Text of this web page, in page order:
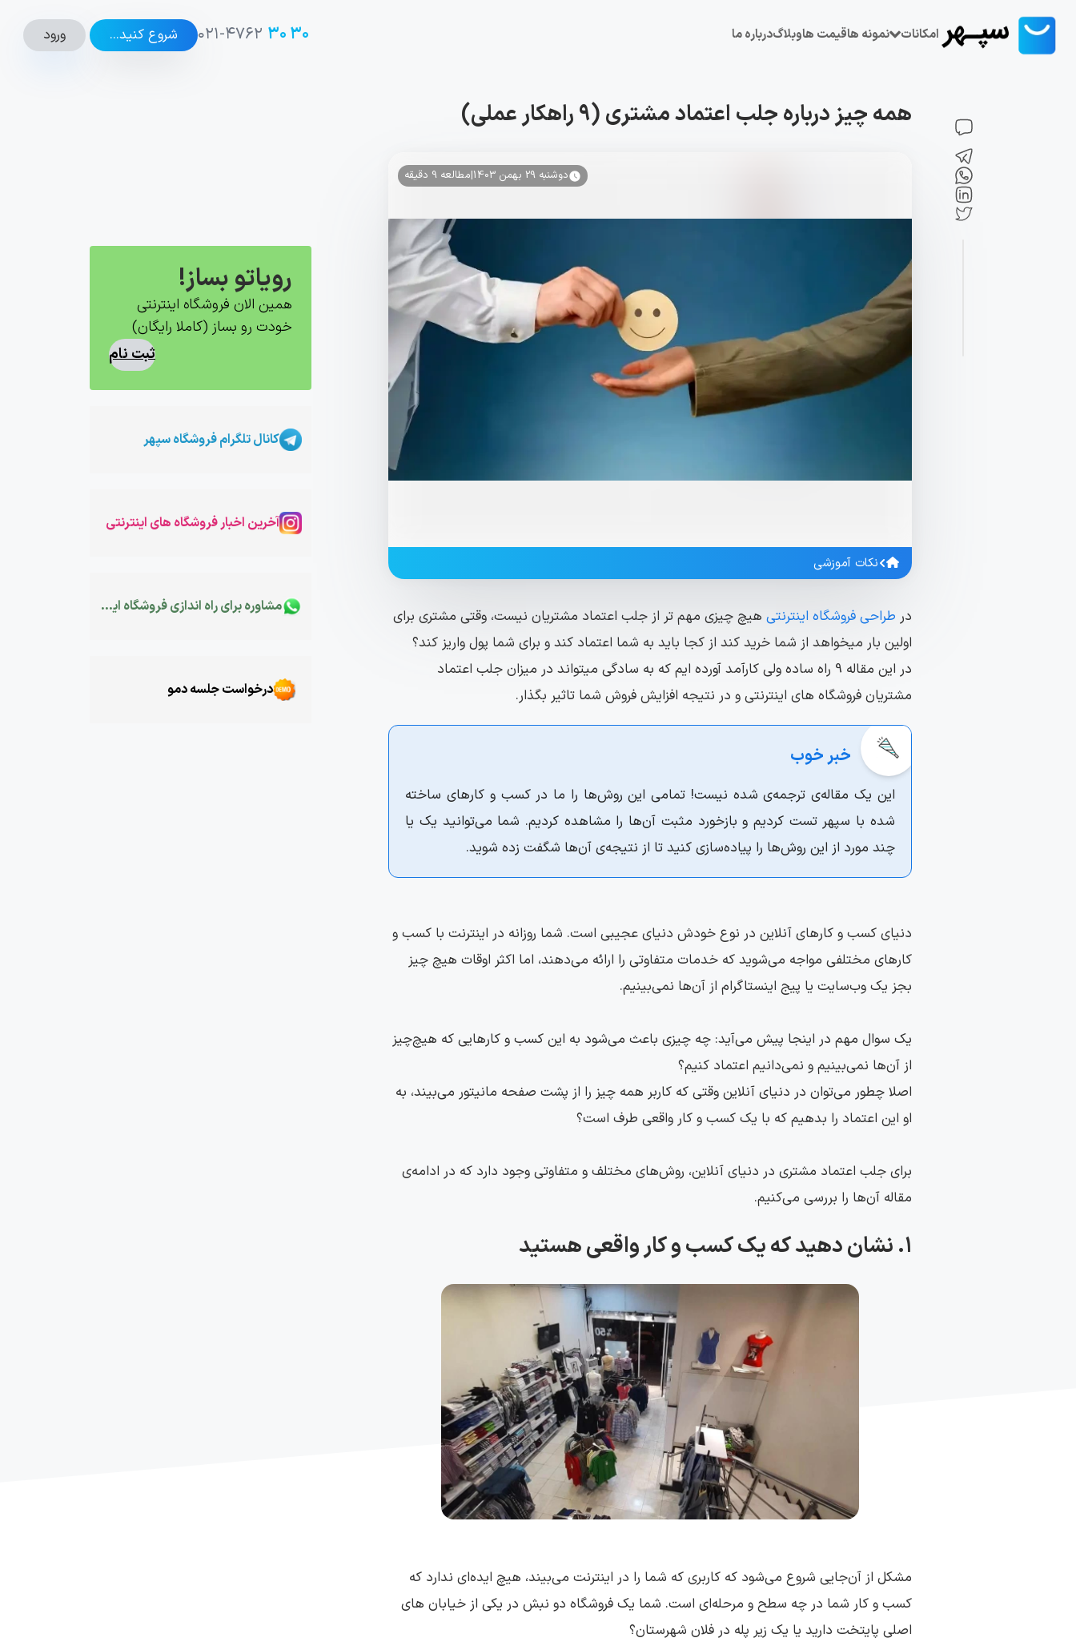
امکانات نمونه هاقیمت هاوبلاگدرباره ما ۳۰ ۳۰ شروع کنید... ورود
همه چیز درباره‌ جلب اعتماد مشتری (۹ راهکار عملی)
دوشنبه 29 بهمن 1403 |مطالعه 9 دقیقه
نکات آموزشی
در طراحی فروشگاه اینترنتی هیچ چیزی مهم تر از جلب اعتماد مشتریان نیست، وقتی مشتری برای
اولین بار میخواهد از شما خرید کند از کجا باید به شما اعتماد کند و برای شما پول واریز کند؟
در این مقاله 9 راه ساده ولی کارآمد آورده ایم که به سادگی میتواند در میزان جلب اعتماد
مشتریان فروشگاه های اینترنتی و در نتیجه افزایش فروش شما تاثیر بگذار.
این یک مقاله‌ی ترجمه‌ی شده نیست! تمامی این روش‌ها را ما در کسب و کارهای ساخته
شده با سپهر تست کردیم و بازخورد مثبت آن‌ها را مشاهده‌ کردیم. شما می‌توانید یک یا
چند مورد از این روش‌ها را پیاده‌سازی کنید تا از نتیجه‌ی آن‌ها شگفت زده شوید.
دنیای کسب و کارهای آنلاین در نوع خودش دنیای عجیبی است. شما روزانه در اینترنت با کسب و
کارهای مختلفی مواجه می‌شوید که خدمات متفاوتی را ارائه می‌دهند، اما اکثر اوقات هیچ چیز
بجز یک وب‌سایت یا پیج اینستاگرام از آن‌ها نمی‌بینیم.
یک سوال مهم در اینجا پیش می‌آید: چه چیزی باعث می‌شود به این کسب و کارهایی که هیچ‌چیز
از آن‌ها نمی‌بینیم و نمی‌دانیم اعتماد کنیم؟
اصلا چطور می‌توان در دنیای آنلاین وقتی که کاربر همه چیز را از پشت صفحه مانیتور می‌بیند، به
او این اعتماد را بدهیم که با یک کسب و کار واقعی طرف است؟
برای جلب اعتماد مشتری در دنیای آنلاین، روش‌های مختلف و متفاوتی وجود دارد که در ادامه‌ی
مقاله آن‌ها را بررسی می‌کنیم.
۱. نشان دهید که یک کسب و کار واقعی هستید
مشکل از آن‌جایی شروع می‌شود که کاربری که شما را در اینترنت می‌بیند، هیچ ایده‌ای ندارد که
کسب و کار شما در چه سطح و مرحله‌ای است. شما یک فروشگاه دو نبش در یکی از خیابان های
اصلی پایتخت دارید یا یک زیر پله در فلان شهرستان؟
رویاتو بساز!
همین الان فروشگاه اینترنتی
خودت رو بساز (کاملا رایگان)
ثبت نام
کانال تلگرام فروشگاه سپهر
آخرین اخبار فروشگاه های اینترنتی
مشاوره برای راه اندازی فروشگاه اینترنتی
درخواست جلسه دمو